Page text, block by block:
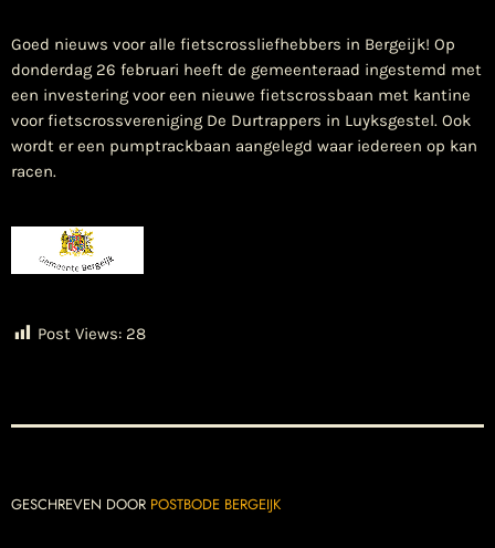
Goed nieuws voor alle fietscrossliefhebbers in Bergeijk! Op
donderdag 26 februari heeft de gemeenteraad ingestemd met
een investering voor een nieuwe fietscrossbaan met kantine
voor fietscrossvereniging De Durtrappers in Luyksgestel. Ook
wordt er een pumptrackbaan aangelegd waar iedereen op kan
racen.
Post Views: 28
GESCHREVEN DOOR POSTBODE BERGEIJK